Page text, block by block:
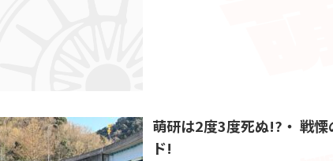
萌研は2度3度死ぬ!?・ 戦
ド!